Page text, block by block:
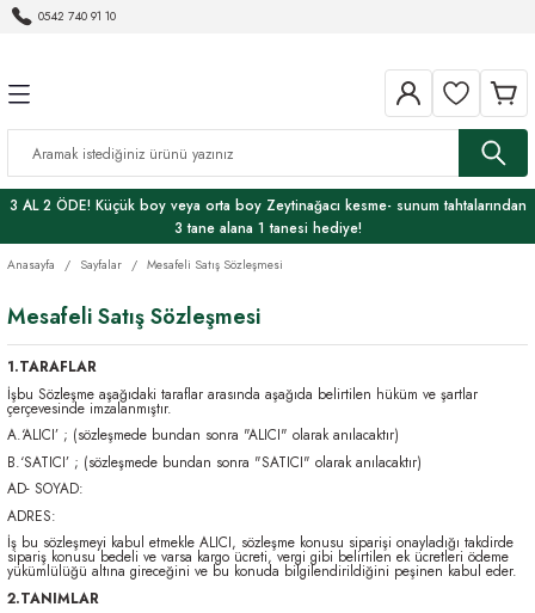
0542 740 91 10
KESME TAHTALARI
SET
SUNUM TAHTALARI
EV VE DEKORASYON
Kase
MUTFAK ÜRÜNLERİ
KENDİN YAP HOBİ
EPOKSİ
AHŞAP BAKIM
HEMEL
GURME LEZZETLER
Çeşnili Zeytinyağlar
Havrano - Doğal ürünler
Yöresel Ürünler
ÖREN ZEYTİNYAĞI
3 AL 2 ÖDE! Küçük boy veya orta boy Zeytinağacı kesme- sunum tahtalarından
3 tane alana 1 tanesi hediye!
Anasayfa Sayfalar Mesafeli Satış Sözleşmesi
Mesafeli Satış Sözleşmesi
1.TARAFLAR
İşbu Sözleşme aşağıdaki taraflar arasında aşağıda belirtilen hüküm ve şartlar
çerçevesinde imzalanmıştır.
A.‘ALICI’ ; (sözleşmede bundan sonra "ALICI" olarak anılacaktır)
B.‘SATICI’ ; (sözleşmede bundan sonra "SATICI" olarak anılacaktır)
AD- SOYAD:
ADRES:
İş bu sözleşmeyi kabul etmekle ALICI, sözleşme konusu siparişi onayladığı takdirde
sipariş konusu bedeli ve varsa kargo ücreti, vergi gibi belirtilen ek ücretleri ödeme
yükümlülüğü altına gireceğini ve bu konuda bilgilendirildiğini peşinen kabul eder.
2.TANIMLAR